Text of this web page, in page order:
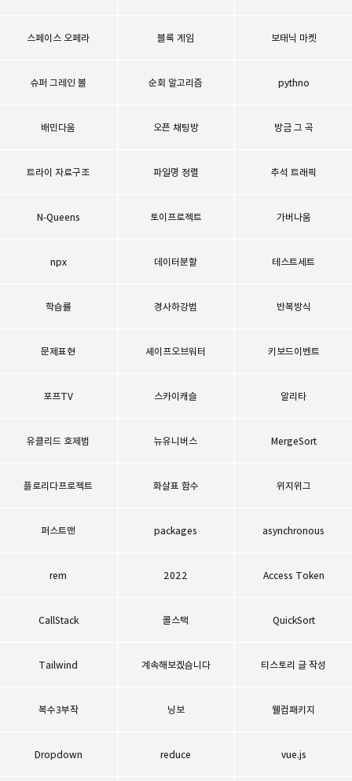
스페이스 오페라 블록 게임 보태닉 마켓
슈퍼 그레인 볼 순회 알고리즘 pythno
배민다움 오픈 채팅방 방금 그 곡
트라이 자료구조 파일명 정렬 추석 트래픽
N-Queens 토이프로젝트 가버나움
npx 데이터분할 테스트세트
학습률 경사하강법 반복방식
문제표현 셰이프오브워터 키보드이벤트
포프TV 스카이캐슬 알리타
유클리드 호제법 뉴유니버스 MergeSort
플로리다프로젝트 화살표 함수 위지위그
퍼스트맨 packages asynchronous
rem 2022 Access Token
CallStack 콜스택 QuickSort
Tailwind 계속해보겠습니다 티스토리 글 작성
복수3부작 닝보 웰컴패키지
Dropdown reduce vue.js